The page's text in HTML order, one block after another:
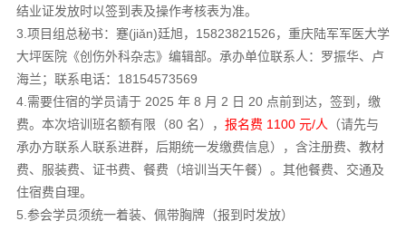
结业证发放时以签到表及操作考核表为准。
3.项目组总秘书：蹇(jiǎn)廷旭，15823821526，重庆陆军军医大学
大坪医院《创伤外科杂志》编辑部。承办单位联系人：罗振华、卢
海兰；联系电话：18154573569
4.需要住宿的学员请于 2025 年 8 月 2 日 20 点前到达，签到，缴
费。本次培训班名额有限（80 名）， 报名费 1100 元/人
（请先与
承办方联系人联系进群，后期统一发缴费信息），含注册费、教材
费、服装费、证书费、餐费（培训当天午餐）。其他餐费、交通及
住宿费自理。
5.参会学员须统一着装、佩带胸牌（报到时发放）